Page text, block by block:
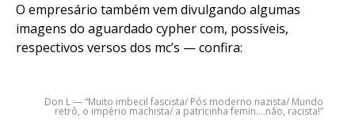
O empresário também vem divulgando algumas
imagens do aguardado cypher com, possíveis,
respectivos versos dos mc’s — confira:
Don L — “Muito imbecil fascista/ Pós moderno nazista/ Mundo
retrô, o império machista/ a patricinha femin….não, racista!”